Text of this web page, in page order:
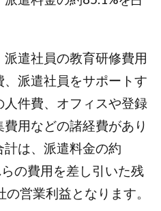
遣社員の教育研修費用
派遣社員をサポートす
件費、オフィスや登録
用などの諸経費があり
計は、派遣料金の約
の費用を差し引いた残
営業利益となります。